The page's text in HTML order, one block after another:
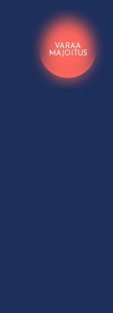
VARAA
MAJOITUS